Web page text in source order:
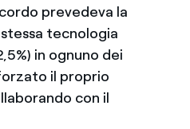
prevedeva la
tecnologia
in ognuno dei
il proprio
con il